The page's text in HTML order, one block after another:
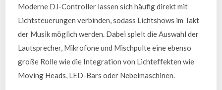
Moderne DJ-Controller lassen sich häufig direkt mit
Lichtsteuerungen verbinden, sodass Lichtshows im Takt
der Musik möglich werden. Dabei spielt die Auswahl der
Lautsprecher, Mikrofone und Mischpulte eine ebenso
große Rolle wie die Integration von Lichteffekten wie
Moving Heads, LED-Bars oder Nebelmaschinen.